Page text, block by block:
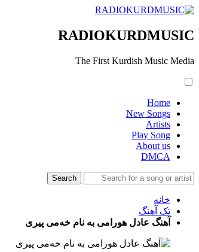
RADIOKURDMUSIC
The First Kurdish Music Media
Home
New Songs
Artists
Play Song
About us
DMCA
خانه
تک آهنگ
آهنگ عادل هورامی به نام خەمی پیری